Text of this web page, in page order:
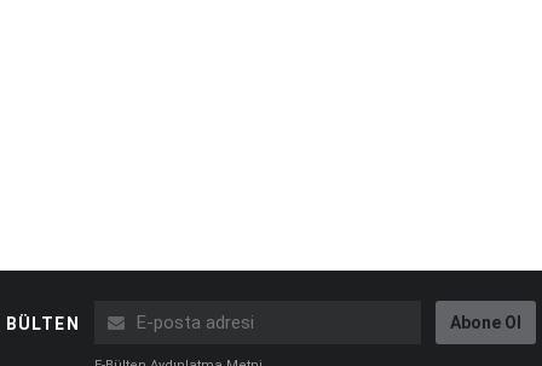
BÜLTEN Abone Ol